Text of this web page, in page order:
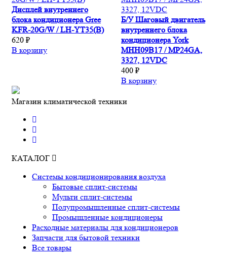
Дисплей внутреннего
блока кондиционера Gree
KFR-20G/W / LH-YT35(B)
620 ₽
В корзину
Б/У Шаговый двигатель
внутреннего блока
кондиционера York
MHH09B17 / MP24GA,
3327, 12VDC
400 ₽
В корзину
Магазин климатической техники
КАТАЛОГ
Системы кондиционирования воздуха
Бытовые сплит-системы
Мульти сплит-системы
Полупромышленные сплит-системы
Промышленные кондиционеры
Расходные материалы для кондиционеров
Запчасти для бытовой техники
Все товары